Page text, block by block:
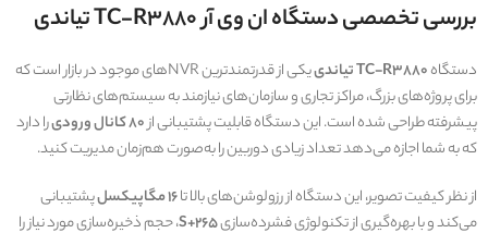
بررسی تخصصی دستگاه ان وی آر TC-R3880 تیاندی
دستگاهTC-R3880 تیاندی
یکی از قدرتمندترین NVRهای موجود در بازار است که
برای پروژه‌های بزرگ، مراکز تجاری و سازمان‌های نیازمند به سیستم‌های نظارتی
پیشرفته طراحی شده است. این دستگاه قابلیت پشتیبانی از۸۰ کانال ورودی
را دارد
که به شما اجازه می‌دهد تعداد زیادی دوربین را به‌صورت هم‌زمان مدیریت کنید.
از نظر کیفیت تصویر، این دستگاه از رزولوشن‌های بالا تا16 مگاپیکسل
پشتیبانی
می‌کند و با بهره‌گیری از تکنولوژی فشرده‌سازیS+265، حجم ذخیره‌سازی مورد نیاز را